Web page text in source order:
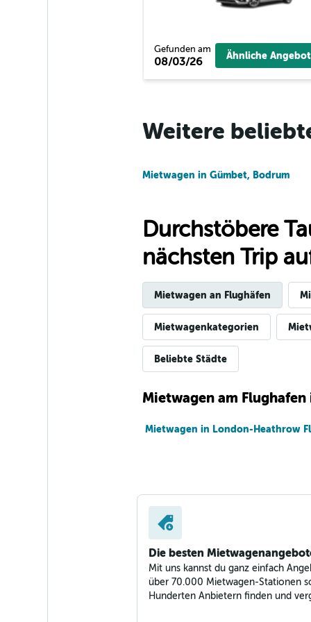
1 Standort
Gefunden am
08/03/26 Ähnliche
Weitere
Mietwagen in Gümbet, Bodrum
Durchstöbere
nächsten Trip
Mietwagen an Flughäfen
Mietwagenkategorien
Beliebte Städte
Mietwagen am
Mietwagen in London-Heathrow
Die besten
Mit uns kannst du ganz einfach
über 70.000 Mietwagen-Stationen
Hunderten Anbietern finden und